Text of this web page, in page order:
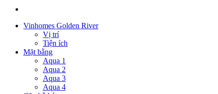
Vinhomes Golden River
Vị trí
Tiện ích
Mặt bằng
Aqua 1
Aqua 2
Aqua 3
Aqua 4